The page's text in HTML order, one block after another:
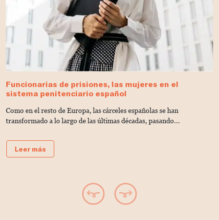
Funcionarias de prisiones, las mujeres en el
sistema penitenciario español
Como en el resto de Europa, las cárceles españolas se han
transformado a lo largo de las últimas décadas, pasando...
Leer más